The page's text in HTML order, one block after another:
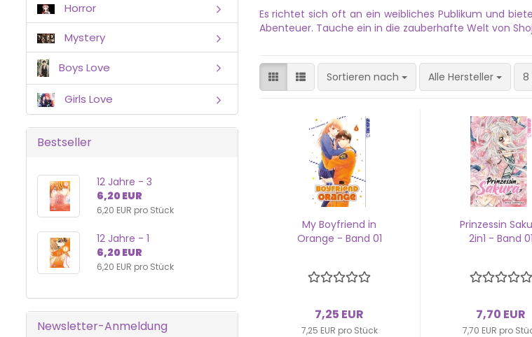
Es richtet sich oft an ein weibliches Publikum und
Abenteuer. Tauche ein in die zauberhafte Welt von
Sortieren nach
Sortieren nach Alle Hersteller 8
My Boy­friend in
Oran­ge - Band 01
7,25 EUR
7,25 EUR pro Stück
Prin­zes­sin
2in1 - Band 01
7,70 EUR
7,70 EUR pro
Horror
Mystery
Boys Love
Girls Love
Bestseller
12 Jahre - 3
6,20 EUR
6,20 EUR pro Stück
12 Jahre - 1
6,20 EUR
6,20 EUR pro Stück
Newsletter-Anmeldung